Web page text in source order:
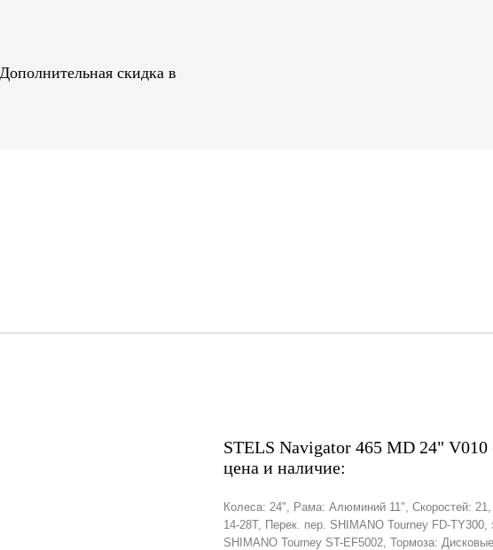
скидка в
STELS Navigator 465 MD 24" V010
цена и наличие:
Колеса: 24", Рама: Алюминий 11", Скоростей:
14-28Т, Перек. пер. SHIMANO Tourney FD-
SHIMANO Tourney ST-EF5002, Тормоза: